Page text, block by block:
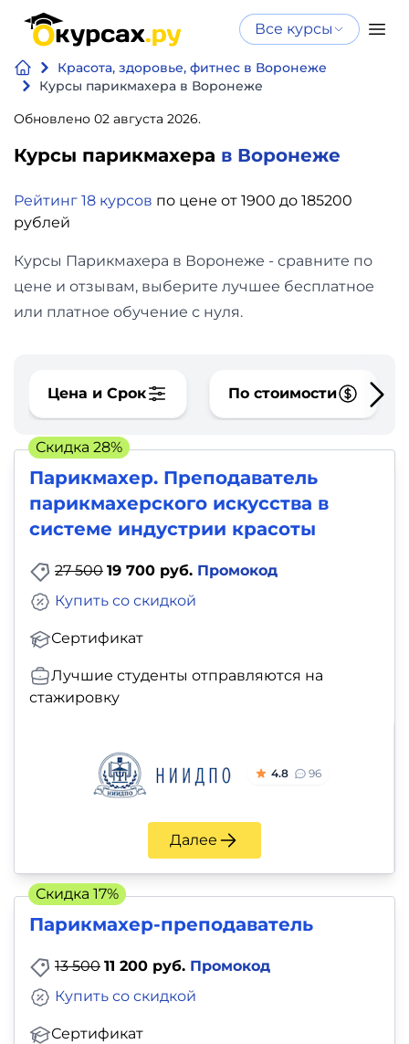
Все курсы
Красота, здоровье, фитнес в Воронеже
Курсы парикмахера в Воронеже
Обновлено 02 августа 2026.
Курсы парикмахера в Воронеже
Рейтинг 18 курсов по цене от 1900 до 185200
рублей
Курсы Парикмахера в Воронеже - сравните по
цене и отзывам, выберите лучшее бесплатное
или платное обучение с нуля.
Цена и Срок По стоимости
Парикмахер. Преподаватель
парикмахерского искусства в
системе индустрии красоты
27 500 19 700 руб. Промокод
Сертификат
Купить со скидкой
Лучшие студенты отправляются на
стажировку
4.8 96
Далее
Скидка 28%
Парикмахер-преподаватель
13 500 11 200 руб. Промокод
Сертификат
Купить со скидкой
Скидка 17%
Нейросеть
и ИИ
Программирование
и
Дизайн
Видео,
фото,
аудио
Маркетинг
Иностранный
язык
Для
детей
Красота,
фитнес
Психология
саморазвитие
Прочее
Тесты
на
Нейросеть и ИИ
интеллекту
Бесплатно